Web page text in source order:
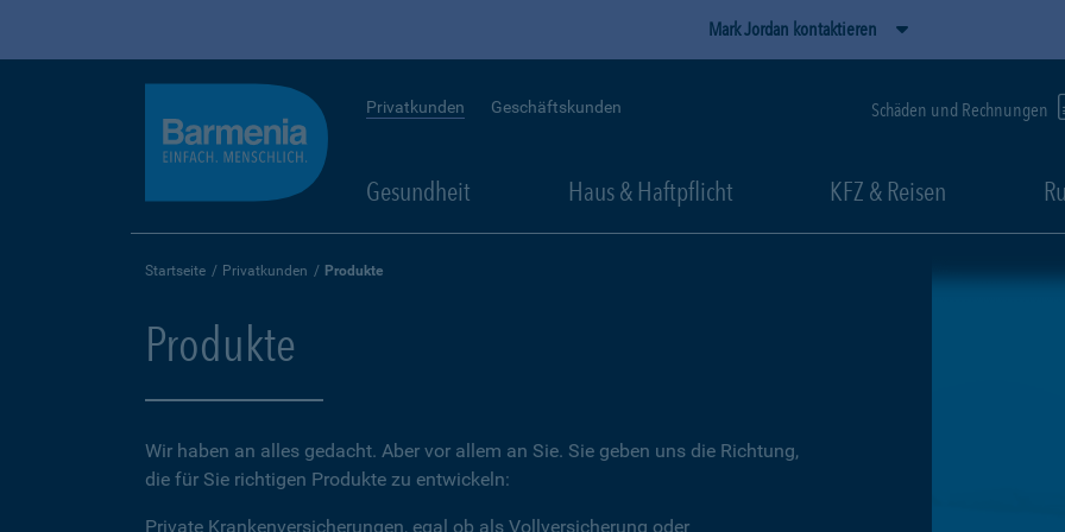
Mark Jordan kontaktieren
Privatkunden Geschäftskunden Schäden und Rechnungen
Gesundheit Haus & Haftpflicht KFZ & Reisen
Startseite Privatkunden Produkte
Produkte
Wir haben an alles gedacht. Aber vor allem an Sie. Sie geben uns die Richtung,
die für Sie richtigen Produkte zu entwickeln:
Private Krankenversicherungen, egal ob als Vollversicherung oder